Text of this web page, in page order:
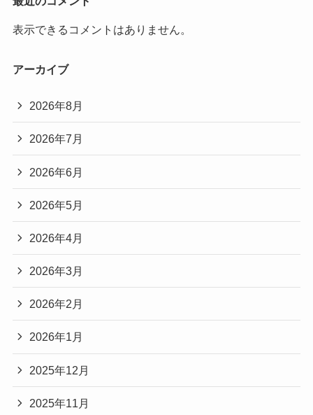
表示できるコメントはありません。
アーカイブ
2026年8月
2026年7月
2026年6月
2026年5月
2026年4月
2026年3月
2026年2月
2026年1月
2025年12月
2025年11月